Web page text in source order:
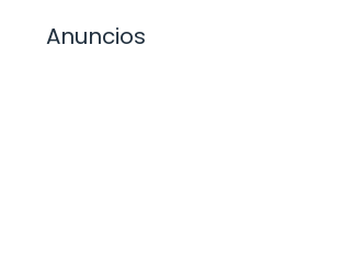
Anuncios